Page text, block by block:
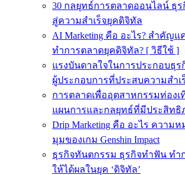
30 กลยุทธ์การตลาดออนไลน์ ธุ
สู่ความสำเร็จยุคดิจิทัล
AI Marketing คือ อะไร? สำคัญ
ทำการตลาดยุคดิจิทัล? [ วิธีใช้ ]
แรงบันดาลใจในการประกอบธุร
ผู้ประกอบการที่ประสบความสำเ
การตลาดเพื่ออุตสาหกรรมท่องเ
แผนการและกลยุทธ์ที่มีประสิทธิ
Drip Marketing คือ อะไร ความ
มุมของเกม Genshin Impact
ธุรกิจทันตกรรม ธุรกิจทำฟัน ทำ
ให้ได้ผลในยุค ‘ดิจิทัล’